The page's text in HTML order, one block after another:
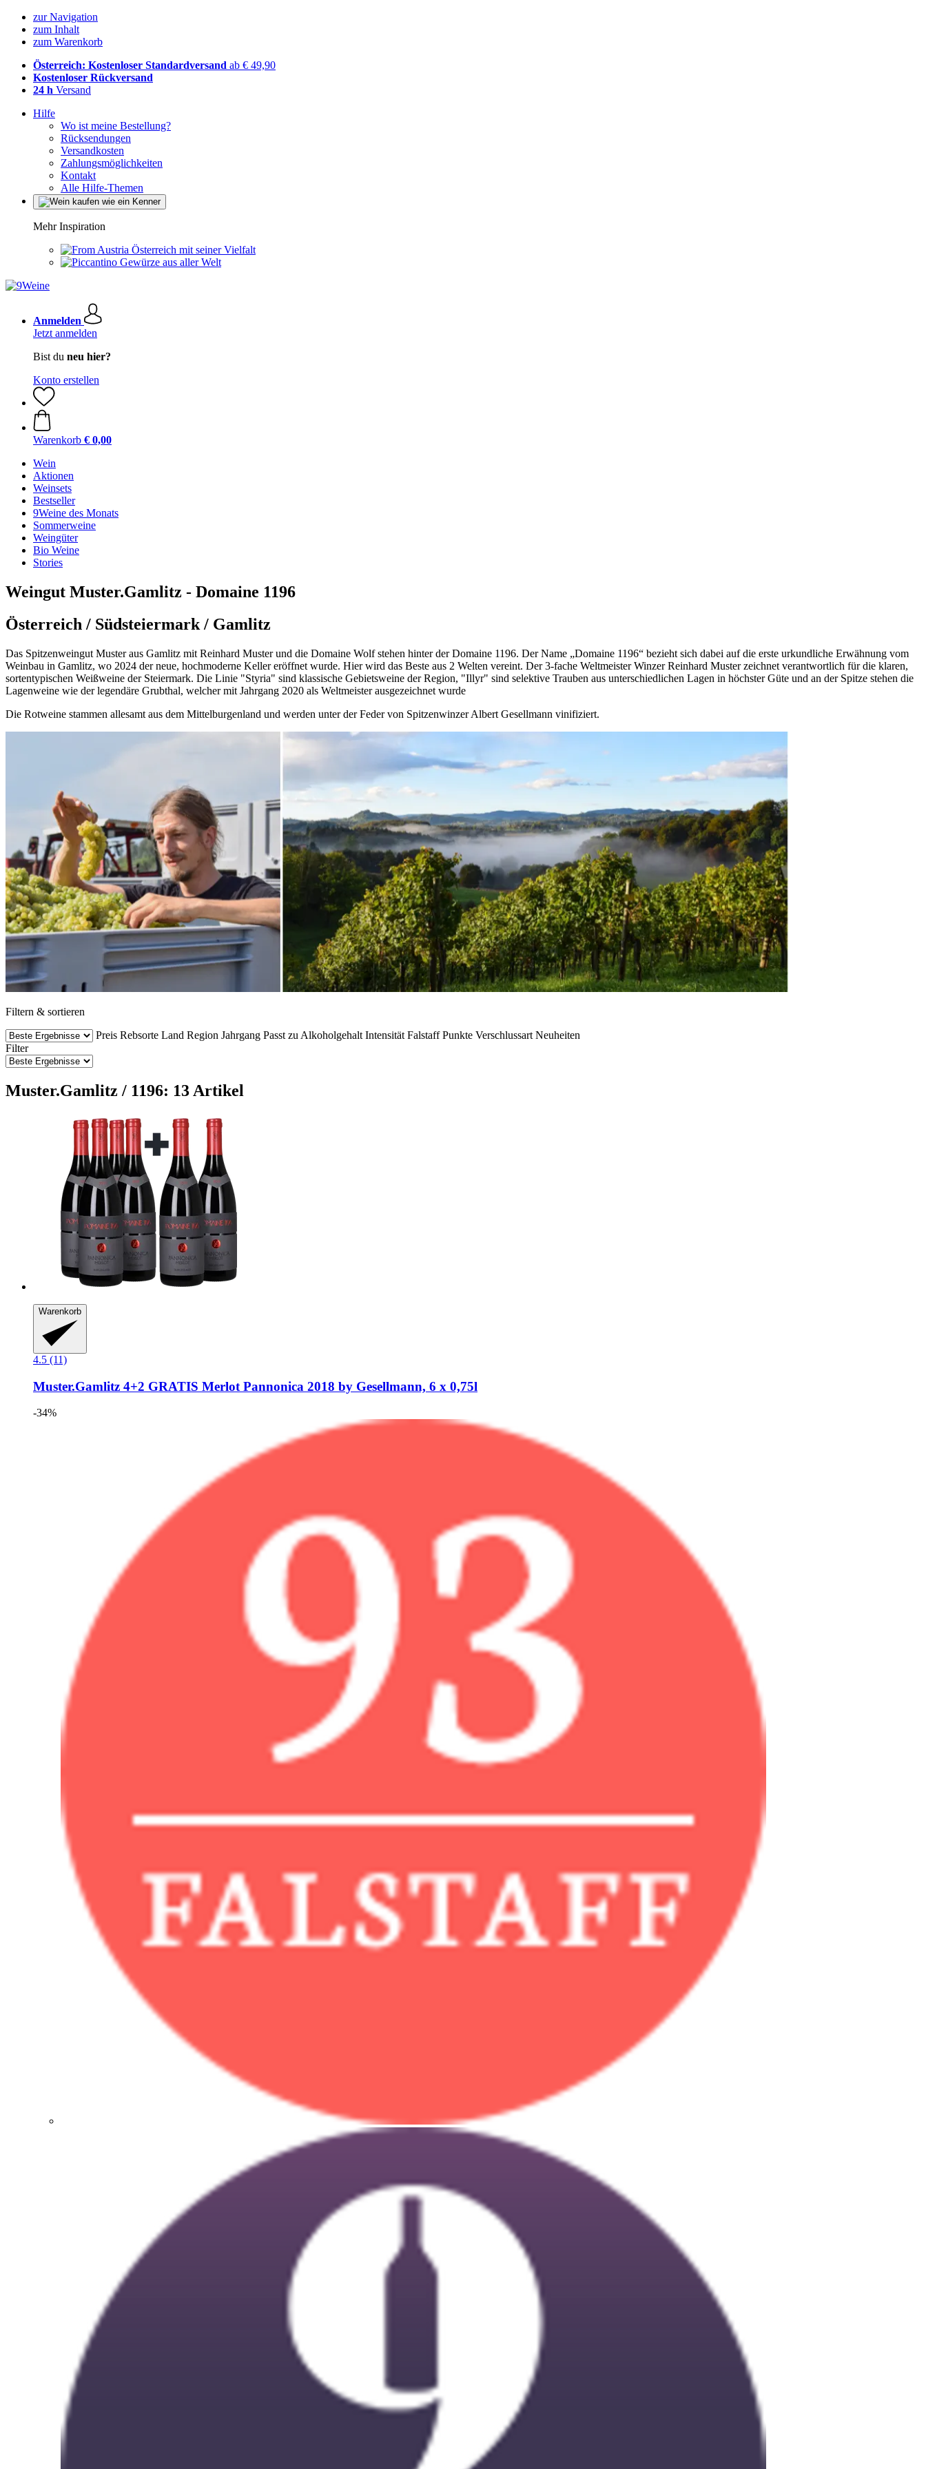
zur Navigation
zum Inhalt
zum Warenkorb
Österreich: Kostenloser Standardversand ab € 49,90
Kostenloser Rückversand
24 h Versand
Hilfe
Wo ist meine Bestellung?
Rücksendungen
Versandkosten
Zahlungsmöglichkeiten
Kontakt
Alle Hilfe-Themen
Mehr Inspiration
Österreich mit seiner Vielfalt
Gewürze aus aller Welt
Anmelden
Jetzt anmelden
Bist du neu hier?
Konto erstellen
Warenkorb € 0,00
Wein
Aktionen
Weinsets
Bestseller
9Weine des Monats
Sommerweine
Weingüter
Bio Weine
Stories
Weingut Muster.Gamlitz - Domaine 1196
Österreich / Südsteiermark / Gamlitz
Das Spitzenweingut Muster aus Gamlitz mit Reinhard Muster und die Domaine Wolf stehen hinter der Domaine 1196. Der Name „Domaine 1196“ bezieht sich dabei auf die erste urkundliche Erwähnung vom
Weinbau in Gamlitz, wo 2024 der neue, hochmoderne Keller eröffnet wurde. Hier wird das Beste aus 2 Welten vereint. Der 3-fache Weltmeister Winzer Reinhard Muster zeichnet verantwortlich für die klaren,
sortentypischen Weißweine der Steiermark. Die Linie "Styria" sind klassische Gebietsweine der Region, "Illyr" sind selektive Trauben aus unterschiedlichen Lagen in höchster Güte und an der Spitze stehen die
Lagenweine wie der legendäre Grubthal, welcher mit Jahrgang 2020 als Weltmeister ausgezeichnet wurde
Die Rotweine stammen allesamt aus dem Mittelburgenland und werden unter der Feder von Spitzenwinzer Albert Gesellmann vinifiziert.
Filtern & sortieren
Preis Rebsorte Land Region Jahrgang Passt zu Alkoholgehalt Intensität Falstaff Punkte Verschlussart Neuheiten
Filter
Muster.Gamlitz / 1196: 13 Artikel
Warenkorb
4.5 (11)
Muster.Gamlitz 4+2 GRATIS Merlot Pannonica 2018 by Gesellmann, 6 x 0,75l
-34%